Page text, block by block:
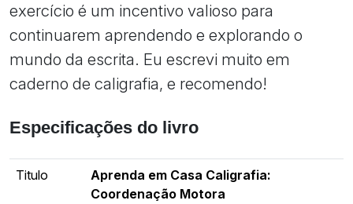
exercício é um incentivo valioso para
continuarem aprendendo e explorando o
mundo da escrita. Eu escrevi muito em
caderno de caligrafia, e recomendo!
Especificações do livro
Titulo
Aprenda em Casa Caligrafia:
Coordenação Motora